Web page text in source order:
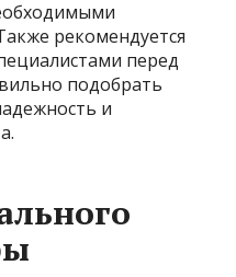
рекомендуется
перед
подобрать
и